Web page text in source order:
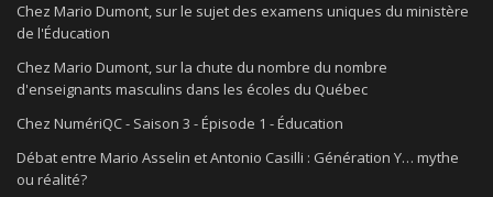
Chez Mario Dumont, sur le sujet des examens uniques du ministère
de l'Éducation
Chez Mario Dumont, sur la chute du nombre du nombre
d'enseignants masculins dans les écoles du Québec
Chez NumériQC - Saison 3 - Épisode 1 - Éducation
Débat entre Mario Asselin et Antonio Casilli : Génération Y… mythe
ou réalité?